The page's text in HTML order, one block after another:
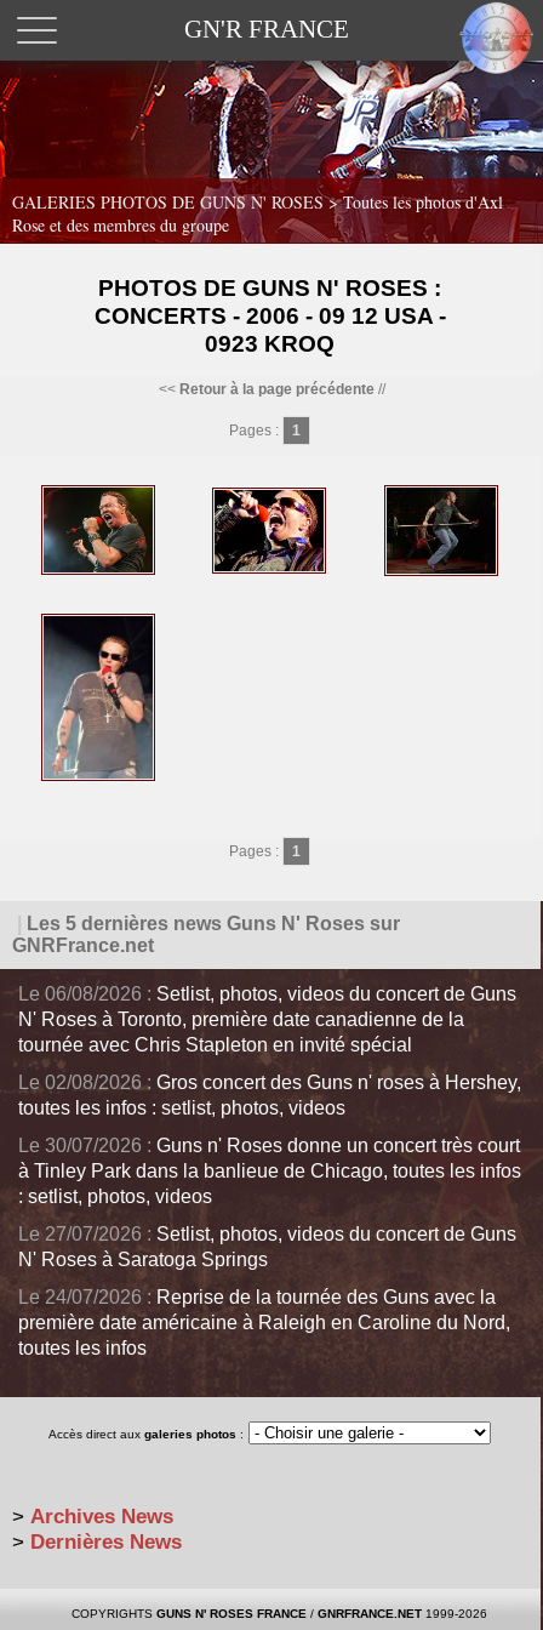
GN'R FRANCE
GALERIES PHOTOS DE GUNS N' ROSES >Toutes les photos d'Axl
Rose et des membres du groupe
PHOTOS DE GUNS N' ROSES :
CONCERTS - 2006 - 09 12 USA -
0923 KROQ
<< Retour à la page précédente//
Pages : 1
Pages : 1
Les 5 dernières news Guns N' Roses sur
GNRFrance.net
Le 06/08/2026 : Setlist, photos, videos du concert de Guns
N' Roses à Toronto, première date canadienne de la
tournée avec Chris Stapleton en invité spécial
Le 02/08/2026 : Gros concert des Guns n' roses à Hershey,
toutes les infos : setlist, photos, videos
Le 30/07/2026 : Guns n' Roses donne un concert très court
à Tinley Park dans la banlieue de Chicago, toutes les infos
: setlist, photos, videos
Le 27/07/2026 : Setlist, photos, videos du concert de Guns
N' Roses à Saratoga Springs
Le 24/07/2026 : Reprise de la tournée des Guns avec la
première date américaine à Raleigh en Caroline du Nord,
toutes les infos
Accès direct auxgaleries photos :
> Archives News
> Dernières News
COPYRIGHTS GUNS N' ROSES FRANCE / GNRFRANCE.NET1999-2026